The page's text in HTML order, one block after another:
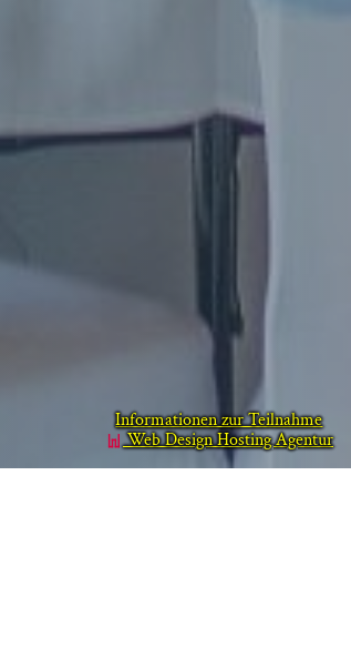
Informationen zur Teilnahme
Web Design Hosting Agentur